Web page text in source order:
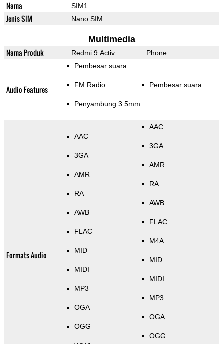
Nama SIM1
Jenis SIM Nano SIM
Multimedia
Nama Produk Redmi 9 Activ Phone
Audio Features
Pembesar suara
FM Radio
Penyambung 3.5mm
Pembesar suara
Formats Audio
AAC
3GA
AMR
RA
AWB
FLAC
MID
MIDI
MP3
OGA
OGG
AAC
3GA
AMR
RA
AWB
FLAC
M4A
MID
MIDI
MP3
OGA
OGG